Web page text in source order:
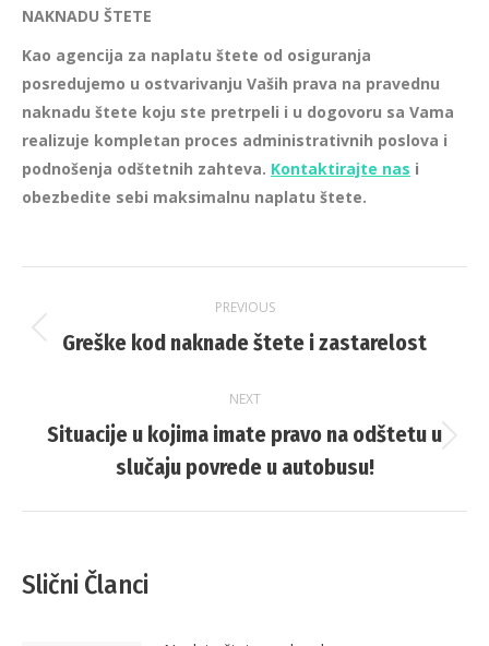
NAKNADU ŠTETE
Kao agencija za naplatu štete od osiguranja
posredujemo u ostvarivanju Vaših prava na pravednu
naknadu štete koju ste pretrpeli i u dogovoru sa Vama
realizuje kompletan proces administrativnih poslova i
podnošenja odštetnih zahteva. Kontaktirajte nas i
obezbedite sebi maksimalnu naplatu štete.
navigation
PREVIOUS
Previous
Greške kod naknade štete i zastarelost
NEXT
Next
post:
Situacije u kojima imate pravo na odštetu u
slučaju povrede u autobusu!
Slični Članci